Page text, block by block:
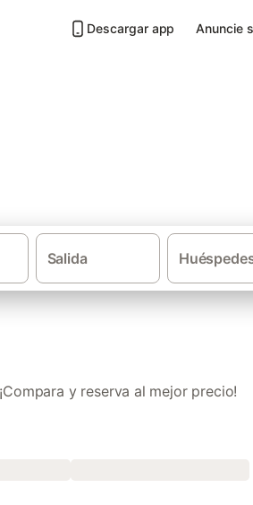
Descargar app Anuncie
Salida
y reserva al mejor precio!